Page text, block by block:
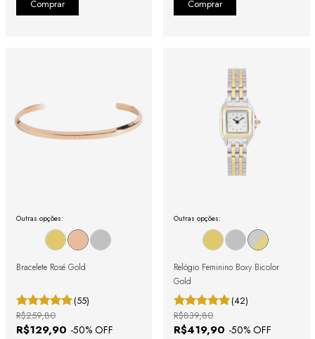
Outras opções:
Bracelete Rosé Gold
(55)
R$129,90 -50% OFF
R$259,80
Outras opções:
Relógio Feminino Boxy Bicolor
Gold
(42)
R$419,90 -50% OFF
R$839,80